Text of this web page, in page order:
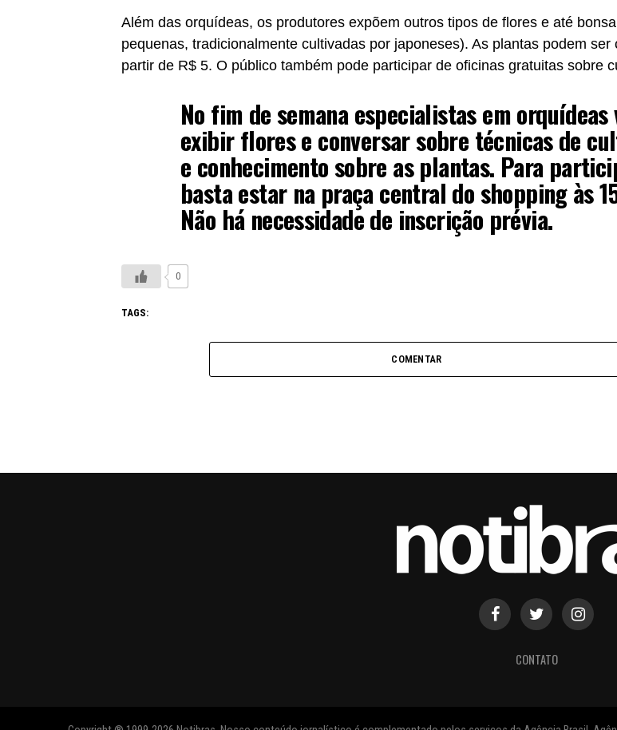
Além das orquídeas, os produtores expõem outros tipos de flores e até
pequenas, tradicionalmente cultivadas por japoneses). As plantas podem ser
partir de R$ 5. O público também pode participar de oficinas gratuitas sobre
No fim de semana especialistas em orquídeas
exibir flores e conversar sobre técnicas de
e conhecimento sobre as plantas. Para
basta estar na praça central do shopping às
Não há necessidade de inscrição prévia.
0
TAGS:
COMENTAR
CONTATO